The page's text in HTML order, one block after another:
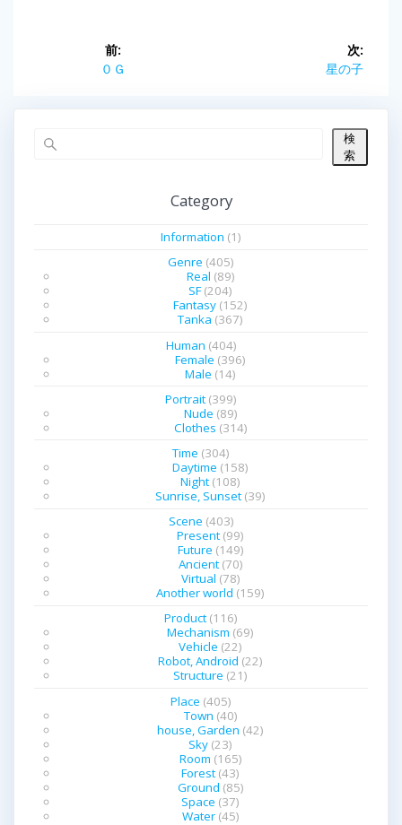
前:
前
０Ｇ
次:
次
稿:
星の子
検
索
Category
Information (1)
Genre (405)
Real (89)
SF(204)
Fantasy (152)
Tanka (367)
Human (404)
Female (396)
Male (14)
Portrait (399)
Nude (89)
Clothes (314)
Time (304)
Daytime (158)
Night (108)
Sunrise, Sunset (39)
Scene (403)
Present (99)
Future (149)
Ancient(70)
Virtual (78)
Another world (159)
Product (116)
Mechanism (69)
Vehicle (22)
Robot, Android (22)
Structure (21)
Place (405)
Town (40)
house, Garden (42)
Sky (23)
Room (165)
Forest (43)
Ground (85)
Space (37)
Water(45)